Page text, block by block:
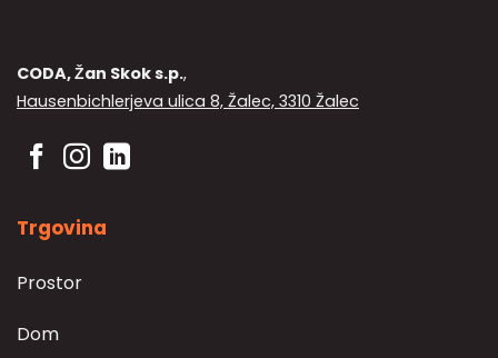
CODA, Žan Skok s.p.,
Hausenbichlerjeva ulica 8, Žalec, 3310 Žalec
Trgovina
Prostor
Dom